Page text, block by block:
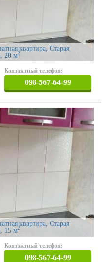
квартира, Старая
, 20 м2
Контактный телефон:
098-567-64-99
квартира, Старая
, 15 м2
Контактный телефон:
098-567-64-99